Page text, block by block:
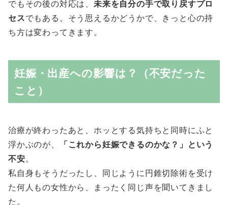
でもその後の対応は、 未来を自分の手で取り戻すプロ
セスでもある。そう思えるかどうかで、きっと心の持
ち方は変わってきます。
妊娠・出産への影響は？（不安だった
こと）
治療が終わったあと、ホッとする気持ちと同時にふと
浮かぶのが、
「これから妊娠できるのかな？」という
不安。
私自身もそうだったし、同じように円錐切除術を受け
た何人もの女性から、まったく同じ声を聞いてきまし
た。